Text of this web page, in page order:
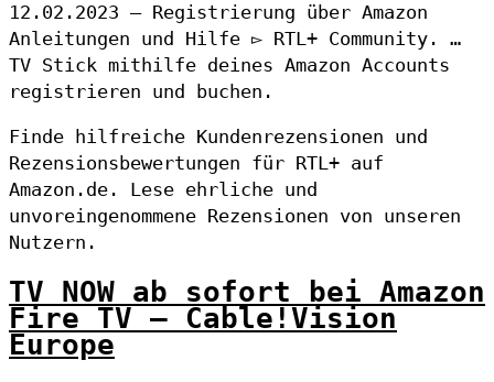
12.02.2023 — Registrierung über Amazon
Anleitungen und Hilfe ▻ RTL+ Community. …
TV Stick mithilfe deines Amazon Accounts
registrieren und buchen.
Finde hilfreiche Kundenrezensionen und
Rezensionsbewertungen für RTL+ auf
Amazon.de. Lese ehrliche und
unvoreingenommene Rezensionen von unseren
Nutzern.
TV NOW ab sofort bei Amazon
Fire TV – Cable!Vision
Europe